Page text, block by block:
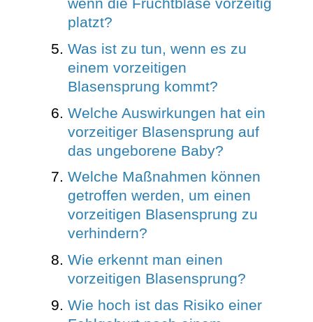
wenn die Fruchtblase vorzeitig
platzt?
Was ist zu tun, wenn es zu
einem vorzeitigen
Blasensprung kommt?
Welche Auswirkungen hat ein
vorzeitiger Blasensprung auf
das ungeborene Baby?
Welche Maßnahmen können
getroffen werden, um einen
vorzeitigen Blasensprung zu
verhindern?
Wie erkennt man einen
vorzeitigen Blasensprung?
Wie hoch ist das Risiko einer